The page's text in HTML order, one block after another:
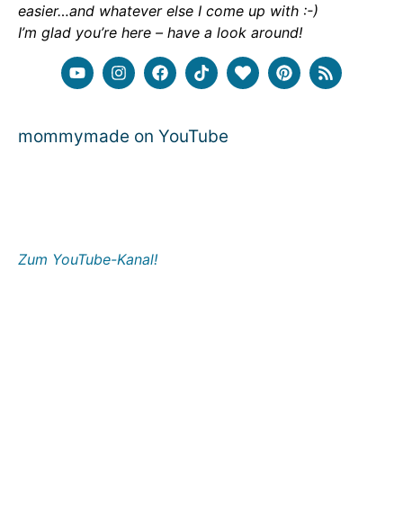
easier…and whatever else I come up with :-)
I’m glad you’re here – have a look around!
mommymade on YouTube
Zum YouTube-Kanal!